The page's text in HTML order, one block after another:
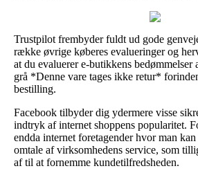
Trustpilot frembyder fuldt ud gode
række øvrige køberes evalueringer og
at du evaluerer e-butikkens bedømmelser
grå *Denne vare tages ikke retur*
bestilling.
Facebook tilbyder dig ydermere visse
indtryk af internet shoppens popularitet.
endda internet foretagender hvor man
omtale af virksomhedens service, som
af til at fornemme kundetilfredsheden.